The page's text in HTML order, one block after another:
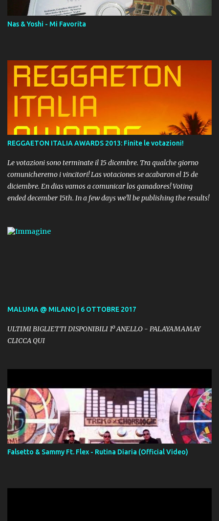
Nas & Yoshi - Mi Favorita
REGGAETON ITALIA AWARDS 2013: Finite le votazioni!
Le votazioni sono terminate il 15 dicembre. Tra qualche giorno
comunicheremo i vincitori! Las votaciones se acabaron el 15 de
diciembre. En dias vamos a comunicar los ganadores! Voting
ended december 15th. In a few days we'll be publishing the results!
MALUMA @ MILANO | 6 OTTOBRE 2017
ULTIMI BIGLIETTI DISPONIBILI 1º ANELLO - PALAYAMAMAY
CLICCA QUI
Falsetto & Sammy Ft. Flex - Rutina Diaria (Official Video)